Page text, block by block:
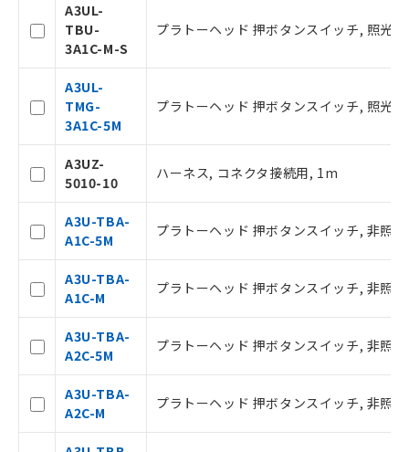
A3UL-
TBU-
3A1C-M-S
プラトーヘッド 押ボタンスイッチ, 照光,
A3UL-
TMG-
3A1C-5M
プラトーヘッド 押ボタンスイッチ, 照光,
A3UZ-
5010-10
ハーネス, コネクタ接続用, 1m
A3U-TBA-
A1C-5M
プラトーヘッド 押ボタンスイッチ, 非照
A3U-TBA-
A1C-M
プラトーヘッド 押ボタンスイッチ, 非照
A3U-TBA-
A2C-5M
プラトーヘッド 押ボタンスイッチ, 非照
A3U-TBA-
A2C-M
プラトーヘッド 押ボタンスイッチ, 非照
記
説明
○ 一定数以上の在庫あり
△ 一定数には満たないが在庫あり
－
いては、お客様のお取引先、ま
認ください)
空
商品の当社在庫状況および標準価格(税
抜)を提供させていただくものです。
当社制御機器事業取扱商品の中には、
ことをご了承ください。
在庫状況および標準価格照会結果は、
記載している更新日時点での社内デー
タに基づき作成されるものであり、閲
覧された時点での実際の在庫および標
準価格とは異なる場合があることをご
了承ください。
正式な納期状況および標準価格はお客
様のお取引先、またはお客様担当のオ
ムロン制御機器販売店・当社販売員に
オムロン制御機器販売店や当社販売拠
点は「
販売ネットワーク
」をご確認
ください。
在庫状況および標準価格結果を当社の
事前の承諾なく第三者に漏洩または開
マイパーツ機能（部品リスト作成サー